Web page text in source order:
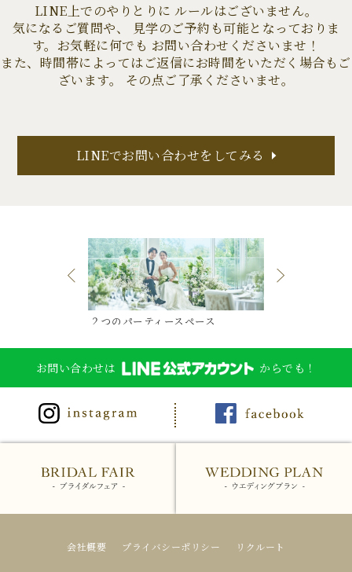
LINE上でのやりとりに ルールはございません。
気になるご質問や、 見学のご予約も可能となっておりま
す。お気軽に何でも お問い合わせくださいませ！
また、時間帯によってはご返信にお時間をいただく場合もご
ざいます。 その点ご了承くださいませ。
LINEでお問い合わせをしてみる
２つのパーティースペース
お問い合わせは からでも！
会社概要 プライバシーポリシー リクルート